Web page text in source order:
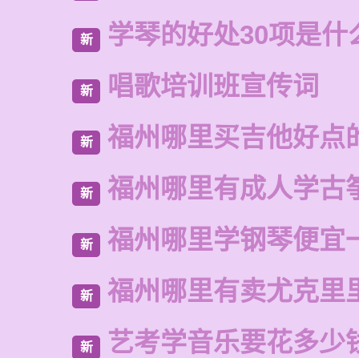
新 学琴的好处30项是什
新 唱歌培训班宣传词
新 福州哪里买吉他好点
新 福州哪里有成人学古
新 福州哪里学钢琴便宜
新 福州哪里有卖尤克里
新 艺考学音乐要花多少